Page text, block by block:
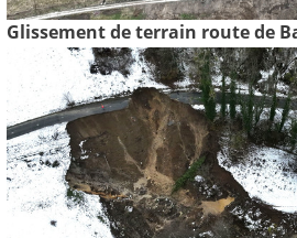
Glissement de terrain route de